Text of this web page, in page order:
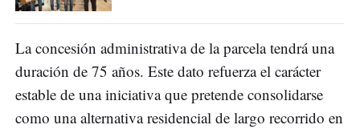
La concesión administrativa de la parcela tendrá una
duración de 75 años. Este dato refuerza el carácter
estable de una iniciativa que pretende consolidarse
como una alternativa residencial de largo recorrido en